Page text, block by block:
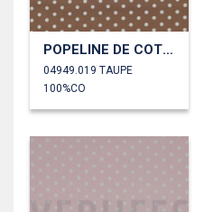
POPELINE DE COTON POINTS
04949.019 TAUPE
100%CO